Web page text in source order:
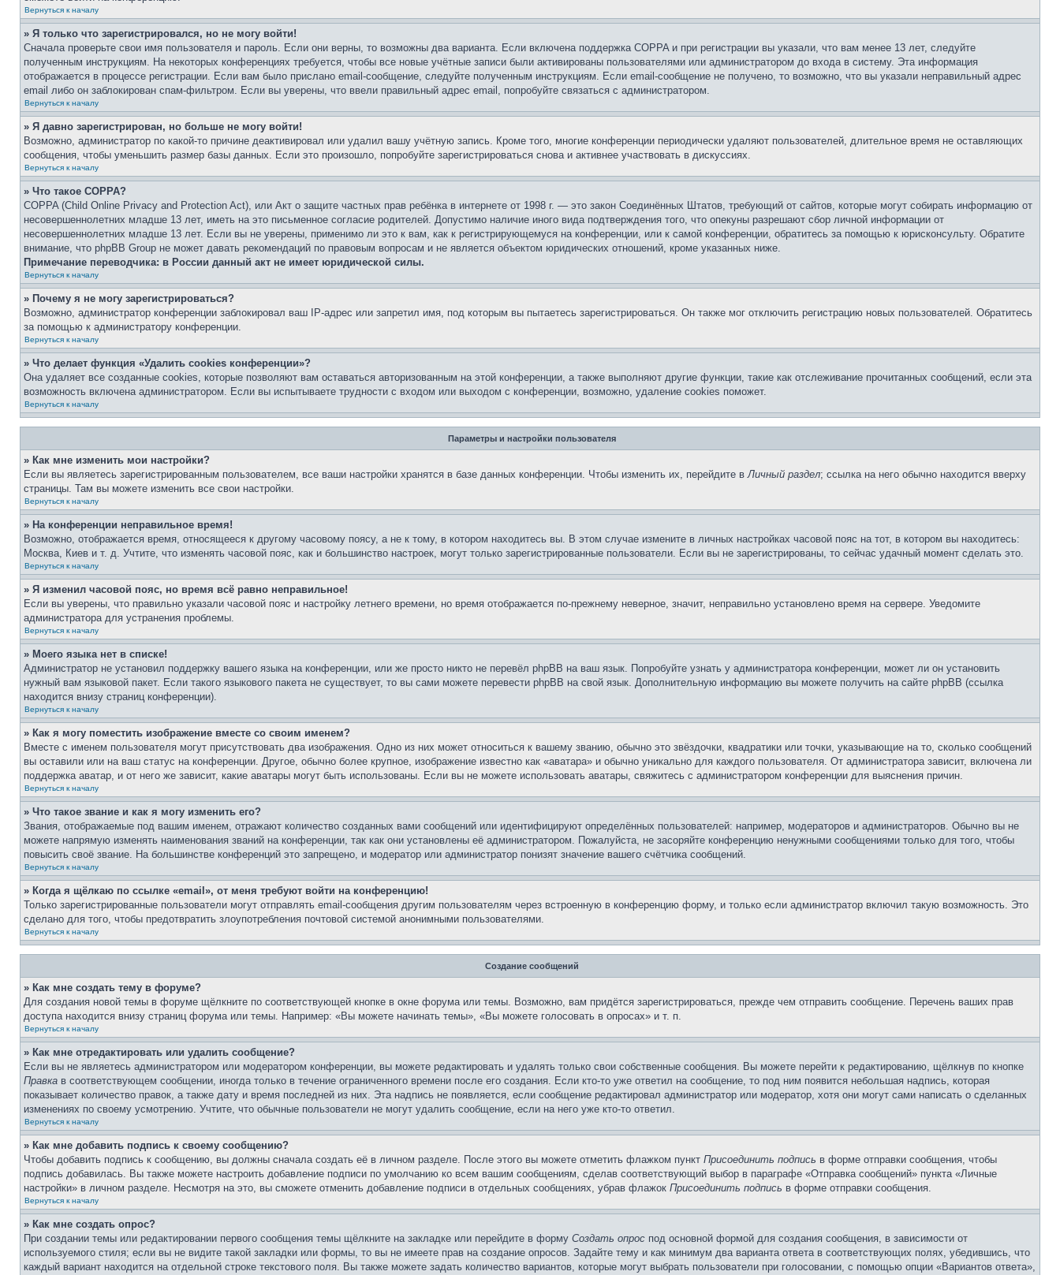
Вернуться к началу
» Я только что зарегистрировался, но не могу войти!
Сначала проверьте свои имя пользователя и пароль. Если они верны, то возможны два варианта. Если включена поддержка COPPA и при регистрации вы указали, что вам менее 13 лет, следуйте
полученным инструкциям. На некоторых конференциях требуется, чтобы все новые учётные записи были активированы пользователями или администратором до входа в систему. Эта информация
отображается в процессе регистрации. Если вам было прислано email-сообщение, следуйте полученным инструкциям. Если email-сообщение не получено, то возможно, что вы указали неправильный адрес
email либо он заблокирован спам-фильтром. Если вы уверены, что ввели правильный адрес email, попробуйте связаться с администратором.
Вернуться к началу
» Я давно зарегистрирован, но больше не могу войти!
Возможно, администратор по какой-то причине деактивировал или удалил вашу учётную запись. Кроме того, многие конференции периодически удаляют пользователей, длительное время не оставляющих
сообщения, чтобы уменьшить размер базы данных. Если это произошло, попробуйте зарегистрироваться снова и активнее участвовать в дискуссиях.
Вернуться к началу
» Что такое COPPA?
COPPA (Child Online Privacy and Protection Act), или Акт о защите частных прав ребёнка в интернете от 1998 г. — это закон Соединённых Штатов, требующий от сайтов, которые могут собирать информацию от
несовершеннолетних младше 13 лет, иметь на это письменное согласие родителей. Допустимо наличие иного вида подтверждения того, что опекуны разрешают сбор личной информации от
несовершеннолетних младше 13 лет. Если вы не уверены, применимо ли это к вам, как к регистрирующемуся на конференции, или к самой конференции, обратитесь за помощью к юрисконсульту. Обратите
внимание, что phpBB Group не может давать рекомендаций по правовым вопросам и не является объектом юридических отношений, кроме указанных ниже.
Примечание переводчика: в России данный акт не имеет юридической силы.
Вернуться к началу
» Почему я не могу зарегистрироваться?
Возможно, администратор конференции заблокировал ваш IP-адрес или запретил имя, под которым вы пытаетесь зарегистрироваться. Он также мог отключить регистрацию новых пользователей. Обратитесь
за помощью к администратору конференции.
Вернуться к началу
» Что делает функция «Удалить cookies конференции»?
Она удаляет все созданные cookies, которые позволяют вам оставаться авторизованным на этой конференции, а также выполняют другие функции, такие как отслеживание прочитанных сообщений, если эта
возможность включена администратором. Если вы испытываете трудности с входом или выходом с конференции, возможно, удаление cookies поможет.
Вернуться к началу
Параметры и настройки пользователя
» Как мне изменить мои настройки?
Если вы являетесь зарегистрированным пользователем, все ваши настройки хранятся в базе данных конференции. Чтобы изменить их, перейдите вЛичный раздел; ссылка на него обычно находится вверху
страницы. Там вы можете изменить все свои настройки.
Вернуться к началу
» На конференции неправильное время!
Возможно, отображается время, относящееся к другому часовому поясу, а не к тому, в котором находитесь вы. В этом случае измените в личных настройках часовой пояс на тот, в котором вы находитесь:
Москва, Киев и т. д. Учтите, что изменять часовой пояс, как и большинство настроек, могут только зарегистрированные пользователи. Если вы не зарегистрированы, то сейчас удачный момент сделать это.
Вернуться к началу
» Я изменил часовой пояс, но время всё равно неправильное!
Если вы уверены, что правильно указали часовой пояс и настройку летнего времени, но время отображается по-прежнему неверное, значит, неправильно установлено время на сервере. Уведомите
администратора для устранения проблемы.
Вернуться к началу
» Моего языка нет в списке!
Администратор не установил поддержку вашего языка на конференции, или же просто никто не перевёл phpBB на ваш язык. Попробуйте узнать у администратора конференции, может ли он установить
нужный вам языковой пакет. Если такого языкового пакета не существует, то вы сами можете перевести phpBB на свой язык. Дополнительную информацию вы можете получить на сайте phpBB (ссылка
находится внизу страниц конференции).
Вернуться к началу
» Как я могу поместить изображение вместе со своим именем?
Вместе с именем пользователя могут присутствовать два изображения. Одно из них может относиться к вашему званию, обычно это звёздочки, квадратики или точки, указывающие на то, сколько сообщений
вы оставили или на ваш статус на конференции. Другое, обычно более крупное, изображение известно как «аватара» и обычно уникально для каждого пользователя. От администратора зависит, включена ли
поддержка аватар, и от него же зависит, какие аватары могут быть использованы. Если вы не можете использовать аватары, свяжитесь с администратором конференции для выяснения причин.
Вернуться к началу
» Что такое звание и как я могу изменить его?
Звания, отображаемые под вашим именем, отражают количество созданных вами сообщений или идентифицируют определённых пользователей: например, модераторов и администраторов. Обычно вы не
можете напрямую изменять наименования званий на конференции, так как они установлены её администратором. Пожалуйста, не засоряйте конференцию ненужными сообщениями только для того, чтобы
повысить своё звание. На большинстве конференций это запрещено, и модератор или администратор понизят значение вашего счётчика сообщений.
Вернуться к началу
» Когда я щёлкаю по ссылке «email», от меня требуют войти на конференцию!
Только зарегистрированные пользователи могут отправлять email-сообщения другим пользователям через встроенную в конференцию форму, и только если администратор включил такую возможность. Это
сделано для того, чтобы предотвратить злоупотребления почтовой системой анонимными пользователями.
Вернуться к началу
Создание сообщений
» Как мне создать тему в форуме?
Для создания новой темы в форуме щёлкните по соответствующей кнопке в окне форума или темы. Возможно, вам придётся зарегистрироваться, прежде чем отправить сообщение. Перечень ваших прав
доступа находится внизу страниц форума или темы. Например: «Вы можете начинать темы», «Вы можете голосовать в опросах» и т. п.
Вернуться к началу
» Как мне отредактировать или удалить сообщение?
Если вы не являетесь администратором или модератором конференции, вы можете редактировать и удалять только свои собственные сообщения. Вы можете перейти к редактированию, щёлкнув по кнопке
Правка в соответствующем сообщении, иногда только в течение ограниченного времени после его создания. Если кто-то уже ответил на сообщение, то под ним появится небольшая надпись, которая
показывает количество правок, а также дату и время последней из них. Эта надпись не появляется, если сообщение редактировал администратор или модератор, хотя они могут сами написать о сделанных
изменениях по своему усмотрению. Учтите, что обычные пользователи не могут удалить сообщение, если на него уже кто-то ответил.
Вернуться к началу
» Как мне добавить подпись к своему сообщению?
Чтобы добавить подпись к сообщению, вы должны сначала создать её в личном разделе. После этого вы можете отметить флажком пункт Присоединить подпись в форме отправки сообщения, чтобы
подпись добавилась. Вы также можете настроить добавление подписи по умолчанию ко всем вашим сообщениям, сделав соответствующий выбор в параграфе «Отправка сообщений» пункта «Личные
настройки» в личном разделе. Несмотря на это, вы сможете отменить добавление подписи в отдельных сообщениях, убрав флажок Присоединить подпись в форме отправки сообщения.
Вернуться к началу
» Как мне создать опрос?
При создании темы или редактировании первого сообщения темы щёлкните на закладке или перейдите в форму Создать опрос под основной формой для создания сообщения, в зависимости от
используемого стиля; если вы не видите такой закладки или формы, то вы не имеете прав на создание опросов. Задайте тему и как минимум два варианта ответа в соответствующих полях, убедившись, что
каждый вариант находится на отдельной строке текстового поля. Вы также можете задать количество вариантов, которые могут выбрать пользователи при голосовании, с помощью опции «Вариантов ответа»,